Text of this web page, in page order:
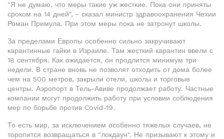
"Я не думаю, что меры такие уж жесткие. Пока они приняты
сроком на 14 дней", - сказал министр здравоохранения Чехии
Роман Примула. При этом меры пока не затронут школы.
За пределами Европы особенно сильно закручивают
карантинные гайки в Израиле. Там жесткий карантин ввели с
18 сентября. Как ожидается, он продлится минимум три
недели. В стране вновь не позволят отходить от дома более
чем на 500 метров, закрыли отели, школы и торговые
центры. Аэропорт в Тель-Авиве продолжает работу. Частные
компании могут продолжить работу при условии соблюдения
мер по борьбе против Covid-19.
То есть мир, за исключением особенно тяжелых случаев, не
торопится возвращаться в "локдаун". Не призывают к этому и